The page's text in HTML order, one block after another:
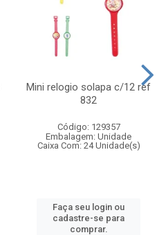
Mini relogio solapa c/12 ref
832
Código: 129357
Embalagem: Unidade
Caixa Com: 24 Unidade(s)
Faça seu login ou
cadastre-se para
comprar.